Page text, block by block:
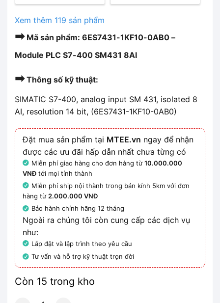
Xem thêm 119 sản phẩm
➡Mã sản phẩm: 6ES7431-1KF10-0AB0 –
Module PLC S7-400 SM431 8AI
➡Thông số kỹ thuật:
SIMATIC S7-400, analog input SM 431, isolated 8
AI, resolution 14 bit, (6ES7431-1KF10-0AB0)
Đặt mua sản phẩm tại MTEE.vn ngay để nhận
được các ưu đãi hấp dẫn nhất chưa từng có
Miễn phí giao hàng cho đơn hàng từ10.000.000
VNĐ tới mọi tỉnh thành
Miễn phí ship nội thành trong bán kính 5km với đơn
hàng từ2.000.000 VNĐ
Bảo hành chính hãng 12 tháng
Ngoài ra chúng tôi còn cung cấp các dịch vụ
như:
Lắp đặt và lập trình theo yêu cầu
Tư vấn và hỗ trợ kỹ thuật trọn đời
Còn 15 trong kho